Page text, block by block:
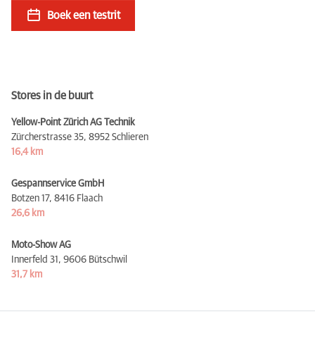
Boek een testrit
Stores in de buurt
Yellow-Point Zürich AG Technik
Zürcherstrasse 35, 8952 Schlieren
16,4 km
Gespannservice GmbH
Botzen 17, 8416 Flaach
26,6 km
Moto-Show AG
Innerfeld 31, 9606 Bütschwil
31,7 km